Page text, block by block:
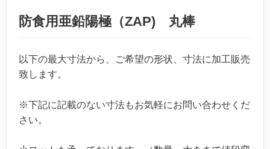
防食用亜鉛陽極（ZAP) 丸棒
以下の最大寸法から、ご希望の形状、寸法に加工販売
致します。
※下記に記載のない寸法もお気軽にお問い合わせくだ
さい。